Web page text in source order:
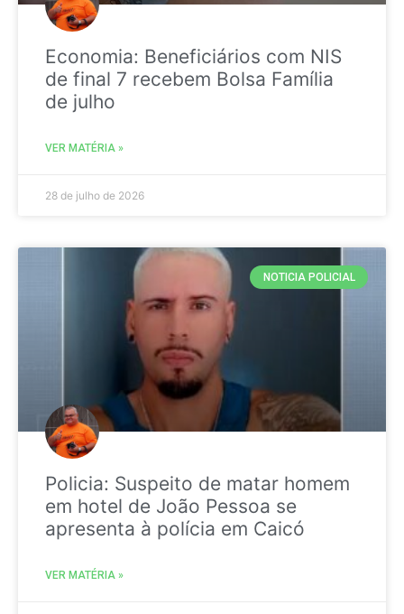
Economia: Beneficiários com NIS
de final 7 recebem Bolsa Família
de julho
VER MATÉRIA »
28 de julho de 2026
NOTICIA POLICIAL
Policia: Suspeito de matar homem
em hotel de João Pessoa se
apresenta à polícia em Caicó
VER MATÉRIA »